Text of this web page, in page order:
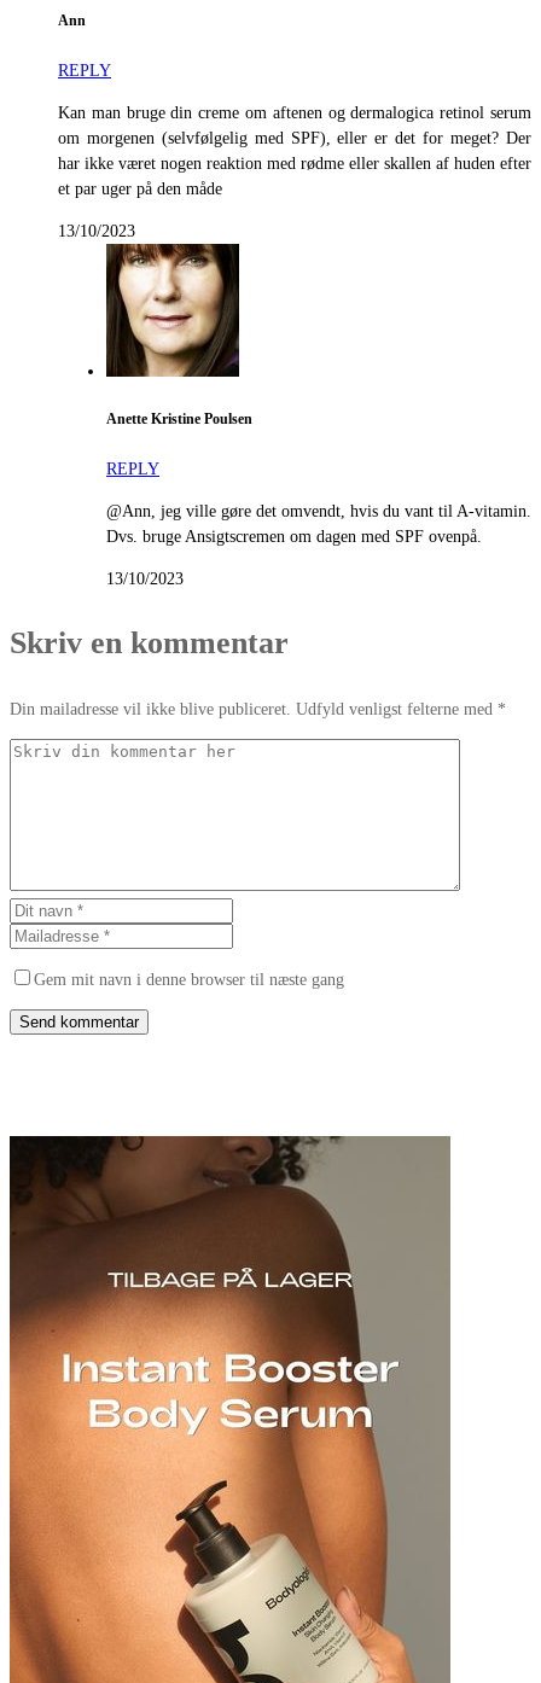
Ann
REPLY
Kan man bruge din creme om aftenen og dermalogica retinol serum
om morgenen (selvfølgelig med SPF), eller er det for meget? Der
har ikke været nogen reaktion med rødme eller skallen af huden efter
et par uger på den måde
13/10/2023
Anette Kristine Poulsen
REPLY
@Ann, jeg ville gøre det omvendt, hvis du vant til A-vitamin.
Dvs. bruge Ansigtscremen om dagen med SPF ovenpå.
13/10/2023
Skriv en kommentar
Din mailadresse vil ikke blive publiceret. Udfyld venligst felterne med *
Gem mit navn i denne browser til næste gang